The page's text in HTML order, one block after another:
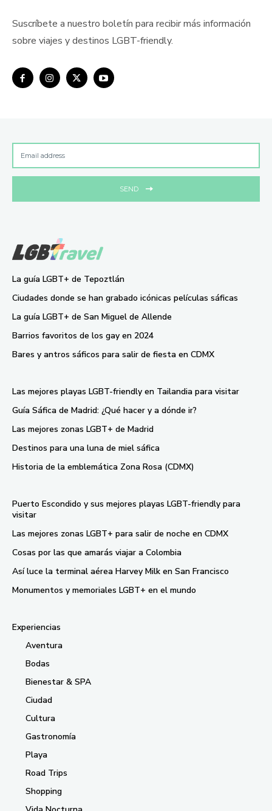
Suscríbete a nuestro boletín para recibir más información
sobre viajes y destinos LGBT-friendly.
SEND
La guía LGBT+ de Tepoztlán
Ciudades donde se han grabado icónicas películas sáficas
La guía LGBT+ de San Miguel de Allende
Barrios favoritos de los gay en 2024
Bares y antros sáficos para salir de fiesta en CDMX
Las mejores playas LGBT-friendly en Tailandia para visitar
Guía Sáfica de Madrid: ¿Qué hacer y a dónde ir?
Las mejores zonas LGBT+ de Madrid
Destinos para una luna de miel sáfica
Historia de la emblemática Zona Rosa (CDMX)
Puerto Escondido y sus mejores playas LGBT-friendly para
visitar
Las mejores zonas LGBT+ para salir de noche en CDMX
Cosas por las que amarás viajar a Colombia
Así luce la terminal aérea Harvey Milk en San Francisco
Monumentos y memoriales LGBT+ en el mundo
Experiencias
Aventura
Bodas
Bienestar & SPA
Ciudad
Cultura
Gastronomía
Playa
Road Trips
Shopping